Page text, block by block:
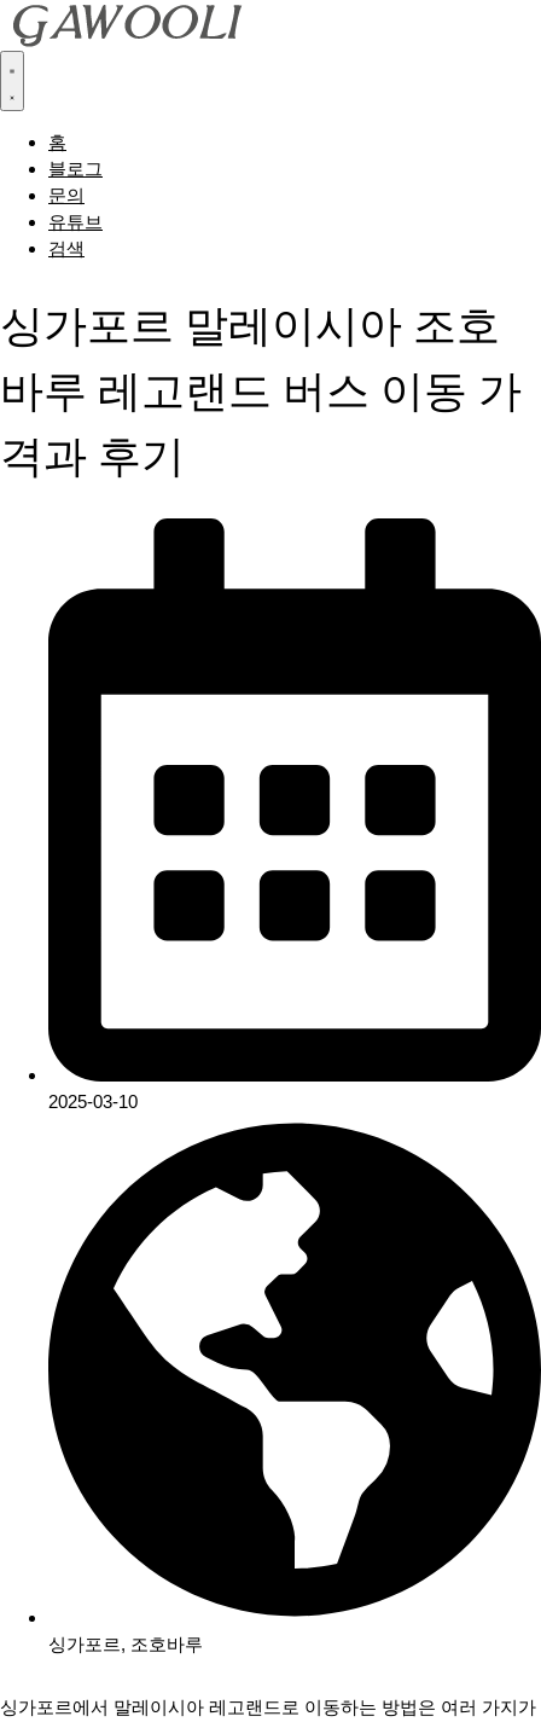
홈
블로그
문의
유튜브
검색
싱가포르 말레이시아 조호
바루 레고랜드 버스 이동 가
격과 후기
2025-03-10
싱가포르, 조호바루
싱가포르에서 말레이시아 레고랜드로 이동하는 방법은 여러 가지가